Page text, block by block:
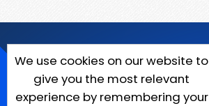
We use cookies on our website to
give you the most relevant
experience by remembering your